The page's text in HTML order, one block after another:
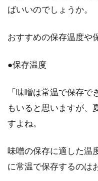
ばいいのでしょうか。
おすすめの保存温度や
●保存温度
「味噌は常温で保存
もいると思いますが、
すよね。
味噌の保存に適した温
に常温で保存するのは